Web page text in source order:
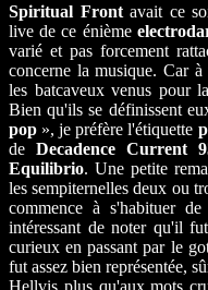
Spiritual Frontavait ce
live de ce énième
varié et pas forcement
concerne la musique. Car
les batcaveux venus pour
Bien qu'ils se définissent
pop », je préfère l'étiquette
deDecadence Current
Equilibrio. Une petite
les sempiternelles deux ou
commence à s'habituer
intéressant de noter qu'il
curieux en passant par le
fut assez bien représentée,
Hellvis plus qu'aux mots